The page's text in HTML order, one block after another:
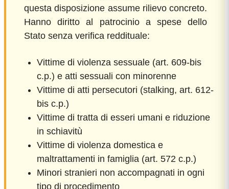
questa disposizione assume rilievo concreto.
Hanno diritto al patrocinio a spese dello
Stato senza verifica reddituale:
Vittime di violenza sessuale (art. 609-bis
c.p.) e atti sessuali con minorenne
Vittime di atti persecutori (stalking, art. 612-
bis c.p.)
Vittime di tratta di esseri umani e riduzione
in schiavitù
Vittime di violenza domestica e
maltrattamenti in famiglia (art. 572 c.p.)
Minori stranieri non accompagnati in ogni
tipo di procedimento